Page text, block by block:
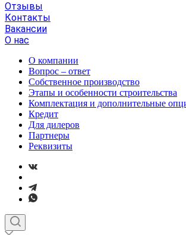
Отзывы
Контакты
Вакансии
О нас
О компании
Вопрос – ответ
Собственное производство
Этапы и особенности строительства
Комплектация и дополнительные
Кредит
Для дилеров
Партнеры
Реквизиты